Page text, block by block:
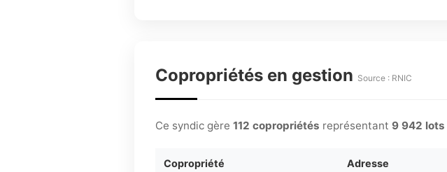
Copropriétés en gestion Source : RNIC
Ce syndic gère 112 copropriétés représentant 9 942 lots
Copropriété Adresse